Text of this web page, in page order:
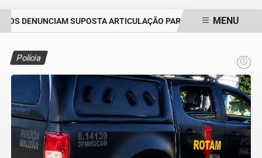
DENUNCIAM SUPOSTA ARTICULAÇÃO PARA INVASÕES DEMENU
Polícia